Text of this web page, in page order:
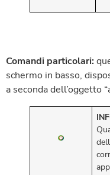
Comandi particolari:
schermo in basso,
a seconda dell’oggetto